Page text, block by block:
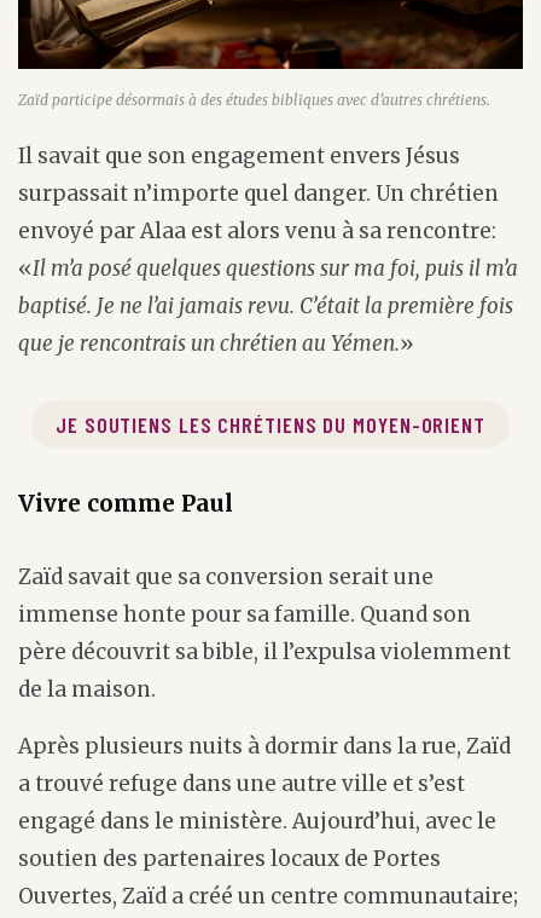
Zaïd participe désormais à des études bibliques avec d’autres chrétiens.
Il savait que son engagement envers Jésus
surpassait n’importe quel danger. Un chrétien
envoyé par Alaa est alors venu à sa rencontre:
«Il m’a posé quelques questions sur ma foi, puis il m’a
baptisé. Je ne l’ai jamais revu. C’était la première fois
que je rencontrais un chrétien au Yémen.»
JE SOUTIENS LES CHRÉTIENS DU MOYEN-ORIENT
Vivre comme Paul
Zaïd savait que sa conversion serait une
immense honte pour sa famille. Quand son
père découvrit sa bible, il l’expulsa violemment
de la maison.
Après plusieurs nuits à dormir dans la rue, Zaïd
a trouvé refuge dans une autre ville et s’est
engagé dans le ministère. Aujourd’hui, avec le
soutien des partenaires locaux de Portes
Ouvertes, Zaïd a créé un centre communautaire;